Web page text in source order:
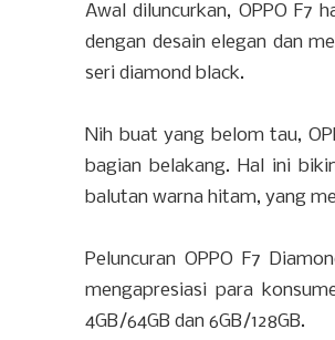
Awal diluncurkan, OPPO F7
dengan desain elegan dan
seri diamond black.
Nih buat yang belom tau,
bagian belakang. Hal ini
balutan warna hitam, yang
Peluncuran OPPO F7
mengapresiasi para
4GB/64GB dan 6GB/128GB.